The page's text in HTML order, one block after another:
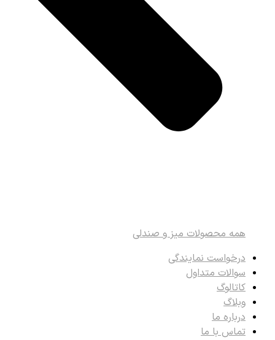
همه محصولات میز و صندلی
درخواست نمایندگی
سوالات متداول
کاتالوگ
وبلاگ
درباره ما
تماس با ما